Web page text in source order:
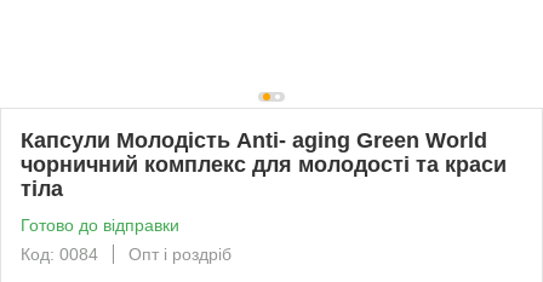
Капсули Молодість Anti- aging Green World
чорничний комплекс для молодості та краси
тіла
Готово до відправки
Код: 0084
Опт і роздріб